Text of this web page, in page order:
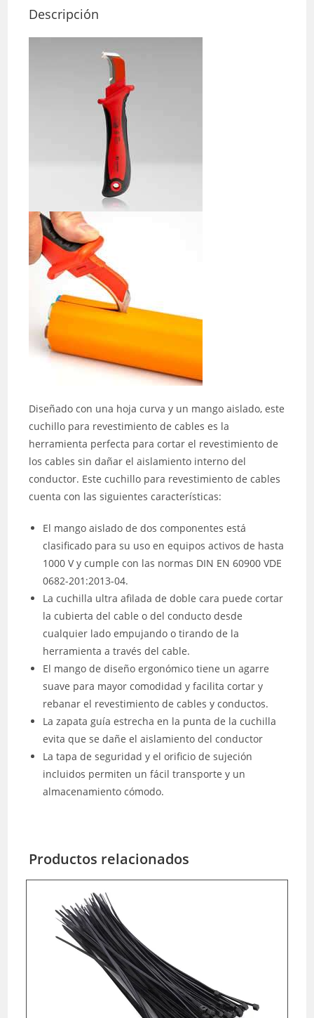
Descripción
Diseñado con una hoja curva y un mango aislado, este
cuchillo para revestimiento de cables es la
herramienta perfecta para cortar el revestimiento de
los cables sin dañar el aislamiento interno del
conductor. Este cuchillo para revestimiento de cables
cuenta con las siguientes características:
El mango aislado de dos componentes está
clasificado para su uso en equipos activos de hasta
1000 V y cumple con las normas DIN EN 60900 VDE
0682-201:2013-04.
La cuchilla ultra afilada de doble cara puede cortar
la cubierta del cable o del conducto desde
cualquier lado empujando o tirando de la
herramienta a través del cable.
El mango de diseño ergonómico tiene un agarre
suave para mayor comodidad y facilita cortar y
rebanar el revestimiento de cables y conductos.
La zapata guía estrecha en la punta de la cuchilla
evita que se dañe el aislamiento del conductor
La tapa de seguridad y el orificio de sujeción
incluidos permiten un fácil transporte y un
almacenamiento cómodo.
Productos relacionados